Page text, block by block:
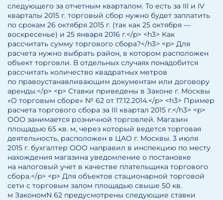
следующего за отчетным кварталом. То есть за III и IV
кварталы 2015 г. торговый сбор нужно будет заплатить
по срокам 26 октября 2015 г. (так как 25 октября —
воскресенье) и 25 января 2016 г.</p> <h3> Как
рассчитать сумму торгового сбора?</h3> <p> Для
расчета нужно выбрать район, в котором расположен
объект торговли. В отдельных случаях понадобится
рассчитать количество квадратных метров
по правоустанавливающим документам или договору
аренды.</p> <p> Ставки приведены в Законе г. Москвы
«О торговым сборе» № 62 от 17.12.2014.</p> <h3> Пример
расчета торгового сбора за III квартал 2015 г.</h3> <p>
ООО занимается розничной торговлей. Магазин
площадью 65 кв. м, через который ведется торговая
деятельность, расположен в ЦАО г. Москвы. 3 июля
2015 г. бухгалтер ООО направил в инспекцию по месту
нахождения магазина уведомление о постановке
на налоговый учет в качестве плательщика торгового
сбора.</p> <p> Для объектов стационарной торговой
сети с торговым залом площадью свыше 50 кв.
м ЗакономN 62 предусмотрены следующие ставки